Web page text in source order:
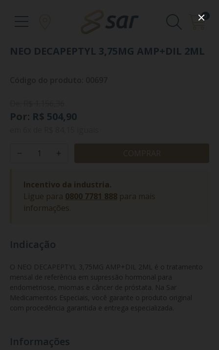
0
NEO DECAPEPTYL 3,75MG AMP+DIL 2ML
Por: R$ 504,90
Incentivo da industria.
Ligue para 0800 7781 888 para mais
informações.
Indicação
O NEO DECAPEPTYL 3,75MG AMP+DIL 2ML é o tratamento
mensal de referência em supressão hormonal para
endometriose, miomas e câncer de próstata. Na Sar
Medicamentos Especiais, você garante o produto original
com procedência garantida e entrega especializada.
Informações